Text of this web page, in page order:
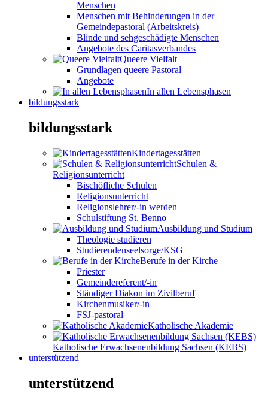
Menschen
Menschen mit Behinderungen in der
Gemeindepastoral (Arbeitskreis)
Blinde und sehgeschädigte Menschen
Angebote des Caritasverbandes
Queere Vielfalt
Grundlagen queere Pastoral
Angebote
In allen Lebensphasen
bildungsstark
bildungsstark
Kindertagesstätten
Schulen &
Religionsunterricht
Bischöfliche Schulen
Religionsunterricht
Religionslehrer/-in werden
Schulstiftung St. Benno
Ausbildung und Studium
Theologie studieren
Studierendenseelsorge/KSG
Berufe in der Kirche
Priester
Gemeindereferent/-in
Ständiger Diakon im Zivilberuf
Kirchenmusiker/-in
FSJ-pastoral
Katholische Akademie
Katholische Erwachsenenbildung Sachsen (KEBS)
unterstützend
unterstützend